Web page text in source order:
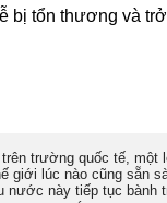
bị tổn thương và
trường quốc tế, một
giới lúc nào cũng sẵn
nước này tiếp tục bành